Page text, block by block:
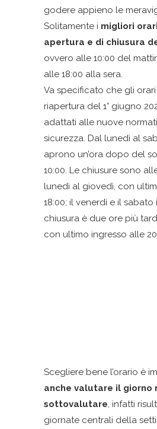
godere appieno le
Solitamente i migliori
apertura e di chiusura
ovvero alle 10:00 del
alle 18:00 alla sera.
Va specificato che gli
riapertura del 1° giugno
adattati alle nuove
sicurezza. Dal lunedì al
aprono un’ora dopo del
10:00. Le chiusure sono
lunedì al giovedì, con
18:00; il venerdì e il sabato
chiusura è due ore più
con ultimo ingresso alle
Scegliere bene l’orario è
anche valutare il giorno
sottovalutare, infatti
giornate centrali della